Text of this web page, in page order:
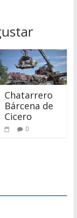
Chatarrero
Bárcena de
Cicero
0